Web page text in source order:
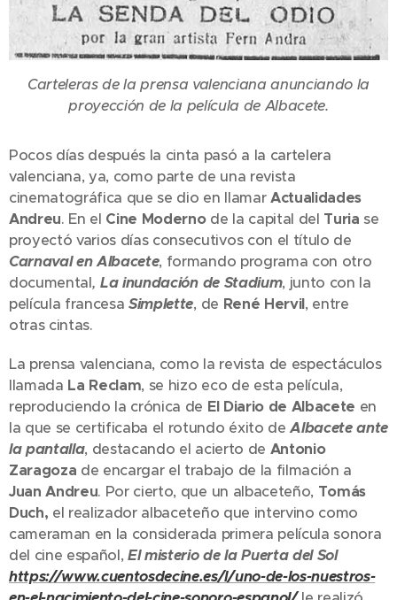
Carteleras de la prensa valenciana anunciando la
proyección de la película de Albacete.
Pocos días después la cinta pasó a la cartelera
valenciana, ya, como parte de una revista
cinematográfica que se dio en llamarActualidades
Andreu. En el Cine Modernode la capital del Turiase
proyectó varios días consecutivos con el título de
Carnaval en Albacete, formando programa con otro
documental,La inundación de Stadium, junto con la
película francesaSimplette, de René Hervil, entre
otras cintas.
La prensa valenciana, como la revista de espectáculos
llamada La Reclam, se hizo eco de esta película,
reproduciendo la crónica de El Diario de Albacete en
la que se certificaba el rotundo éxito deAlbacete ante
la pantalla, destacando el acierto de Antonio
Zaragoza de encargar el trabajo de la filmación a
Juan Andreu. Por cierto, que un albaceteño, Tomás
Duch, el realizador albaceteño que intervino como
cameraman en la considerada primera película sonora
del cine español,El misterio de la Puerta del Sol
https://www.cuentosdecine.es/l/uno-de-los-nuestros-